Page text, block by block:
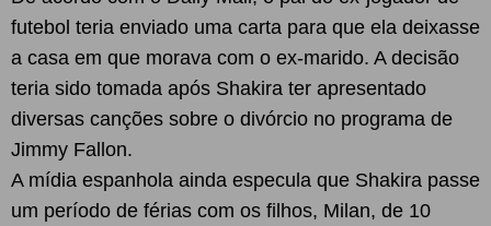
futebol teria enviado uma carta para que ela deixasse
a casa em que morava com o ex-marido. A decisão
teria sido tomada após Shakira ter apresentado
diversas canções sobre o divórcio no programa de
Jimmy Fallon.
A mídia espanhola ainda especula que Shakira passe
um período de férias com os filhos, Milan, de 10